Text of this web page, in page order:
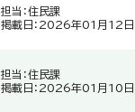
担当：住民課
掲載日：2026年01月12日
担当：住民課
掲載日：2026年01月10日